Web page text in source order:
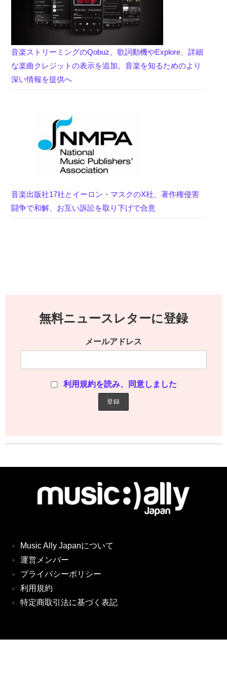
音楽ストリーミングのQobuz、歌詞動機やExplore、詳細
な楽曲クレジットの表示を追加。音楽を知るためのより
深い情報を提供へ
音楽出版社17社とイーロン・マスクのX社、著作権侵害
闘争で和解、お互い訴訟を取り下げで合意
無料ニュースレターに登録
メールアドレス
利用規約を読み、同意しました
Music Ally Japanについて
運営メンバー
プライバシーポリシー
利用規約
特定商取引法に基づく表記